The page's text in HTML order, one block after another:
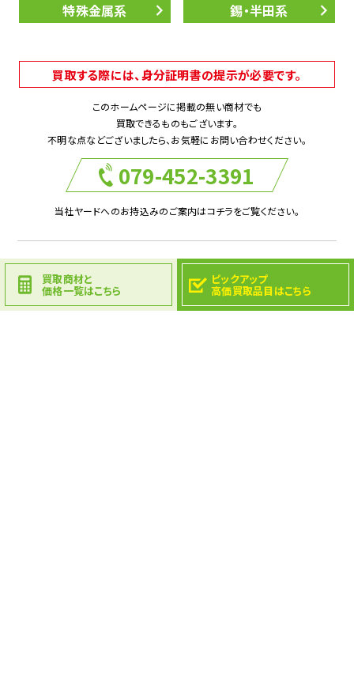
特殊金属系 錫・半田系
買取する際には、身分証明書の提示が必要です。
このホームページに掲載の無い商材でも
買取できるものもございます。
不明な点などございましたら、お気軽にお問い合わせください。
079-452-3391
当社ヤードへのお持込みのご案内はコチラをご覧ください。
買取商材と
価格一覧はこちら
ピックアップ
高価買取品目はこちら